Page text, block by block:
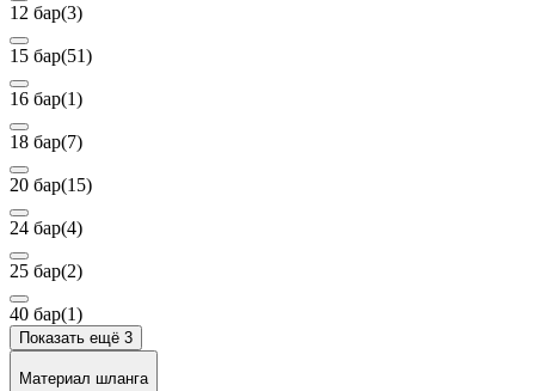
12 бар(3)
15 бар(51)
16 бар(1)
18 бар(7)
20 бар(15)
24 бар(4)
25 бар(2)
40 бар(1)
Показать ещё 3
Материал шланга